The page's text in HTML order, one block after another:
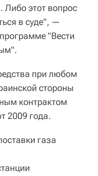
Либо этот вопрос
в суде", —
"Вести
при любом
стороны
контрактом
2009 года.
газа